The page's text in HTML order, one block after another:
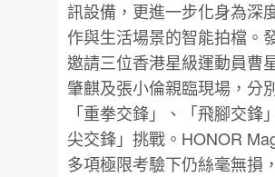
訊設備，更進一步化身為深
作與生活場景的智能拍檔。
邀請三位香港星級運動員曹
肇麒及張小倫親臨現場，分
「重拳交鋒」、「飛腳交鋒
尖交鋒」挑戰。HONOR
多項極限考驗下仍絲毫無損